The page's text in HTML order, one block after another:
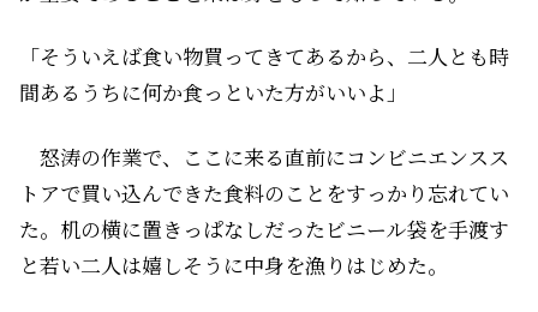
「そういえば食い物買ってきてあるから、二人とも時
間あるうちに何か食っといた方がいいよ」
怒涛の作業で、ここに来る直前にコンビニエンスス
トアで買い込んできた食料のことをすっかり忘れてい
た。机の横に置きっぱなしだったビニール袋を手渡す
と若い二人は嬉しそうに中身を漁りはじめた。